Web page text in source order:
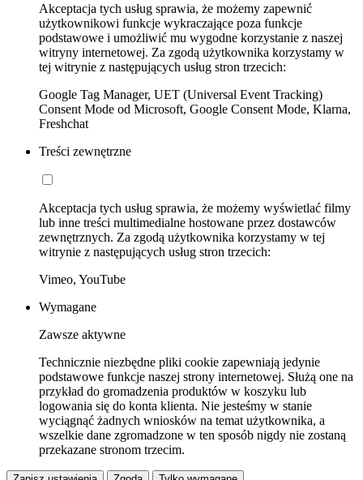
Akceptacja tych usług sprawia, że możemy zapewnić
użytkownikowi funkcje wykraczające poza funkcje
podstawowe i umożliwić mu wygodne korzystanie z naszej
witryny internetowej. Za zgodą użytkownika korzystamy w
tej witrynie z następujących usług stron trzecich:
Google Tag Manager, UET (Universal Event Tracking)
Consent Mode od Microsoft, Google Consent Mode, Klarna,
Freshchat
Treści zewnętrzne
Akceptacja tych usług sprawia, że możemy wyświetlać filmy
lub inne treści multimedialne hostowane przez dostawców
zewnętrznych. Za zgodą użytkownika korzystamy w tej
witrynie z następujących usług stron trzecich:
Vimeo, YouTube
Wymagane
Zawsze aktywne
Technicznie niezbędne pliki cookie zapewniają jedynie
podstawowe funkcje naszej strony internetowej. Służą one na
przykład do gromadzenia produktów w koszyku lub
logowania się do konta klienta. Nie jesteśmy w stanie
wyciągnąć żadnych wniosków na temat użytkownika, a
wszelkie dane zgromadzone w ten sposób nigdy nie zostaną
przekazane stronom trzecim.